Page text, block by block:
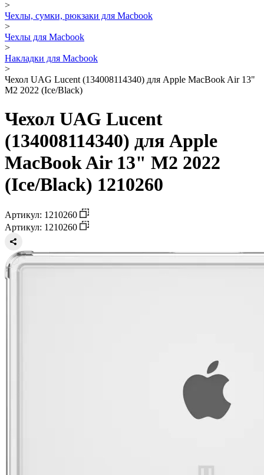
>
Чехлы, сумки, рюкзаки для Macbook
>
Чехлы для Macbook
>
Накладки для Macbook
>
Чехол UAG Lucent (134008114340) для Apple MacBook Air 13"
M2 2022 (Ice/Black)
Чехол UAG Lucent
(134008114340) для Apple
MacBook Air 13" M2 2022
(Ice/Black) 1210260
Артикул: 1210260
Артикул: 1210260